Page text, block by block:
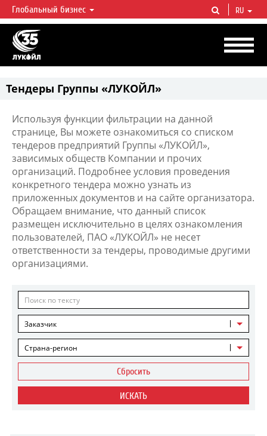
ЛУКОЙЛ СЕГОДНЯ
ЛУКОЙЛ — одна из крупнейших вертикально интегрированных
нефтегазовых компаний в мире, на долю которой приходится более 2%
мировой добычи нефти и около 1% доказанных запасов углеводородов.
Глобальный бизнес RU
Тендеры Группы «ЛУКОЙЛ»
Используя функции фильтрации на данной
странице, Вы можете ознакомиться со списком
тендеров предприятий Группы «ЛУКОЙЛ»,
зависимых обществ Компании и прочих
организаций. Подробнее условия проведения
конкретного тендера можно узнать из
приложенных документов и на сайте организатора.
Обращаем внимание, что данный список
размещен исключительно в целях ознакомления
пользователей, ПАО «ЛУКОЙЛ» не несет
ответственности за тендеры, проводимые другими
организациями.
Заказчик
Страна-регион
Сбросить
ИСКАТЬ